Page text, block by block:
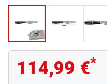
114,99 €*